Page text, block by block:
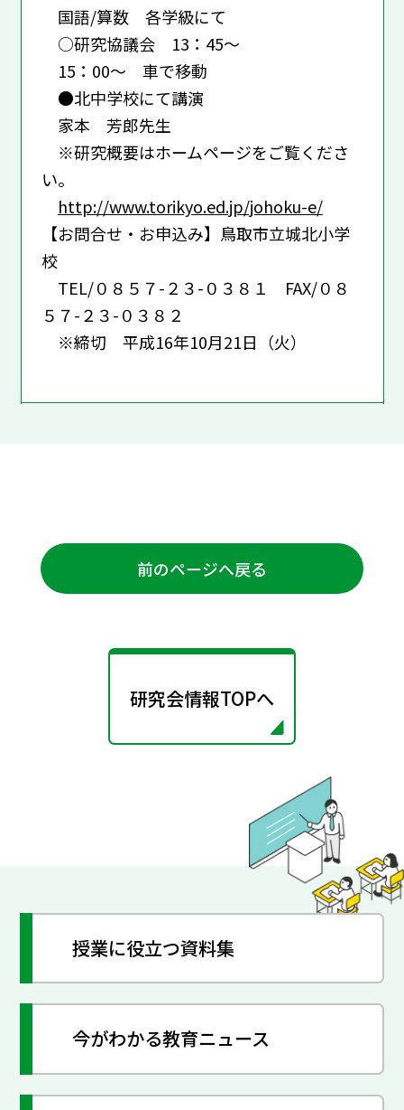
国語/算数 各学級にて
○研究協議会 13：45～
15：00～ 車で移動
●北中学校にて講演
家本 芳郎先生
※研究概要はホームページをご覧くださ
い。
http://www.torikyo.ed.jp/johoku-e/
【お問合せ・お申込み】鳥取市立城北小学
校
TEL/０８５７-２３-０３８１ FAX/０８
５７-２３-０３８２
※締切 平成16年10月21日（火）
前のページへ戻る
研究会情報TOPへ
授業に役立つ資料集
今がわかる教育ニュース